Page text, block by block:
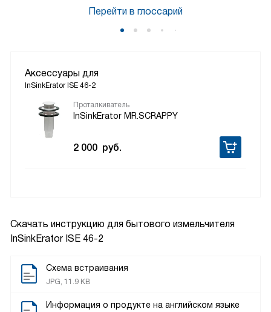
Скачать инструкцию для бытового измельчителя
InSinkErator ISE 46-2
Схема встраивания
JPG, 11.9 KB
Информация о продукте на английском языке
Перейти в глоссарий
Аксессуары для
InSinkErator ISE 46-2
Проталкиватель
InSinkErator MR.SCRAPPY
2 000 руб.